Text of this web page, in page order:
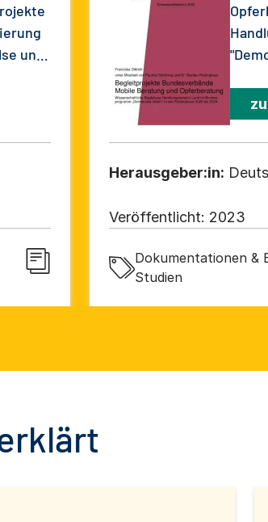
und
Herausgeber:in:
Veröffentlicht: 2023
Dokumentationen &
Studien